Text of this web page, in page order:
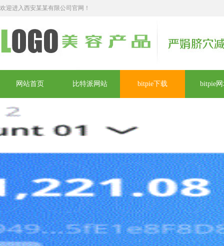
欢迎进入西安某某有限公司官网！
网站首页 比特派网站 bitpie下载 bitpie